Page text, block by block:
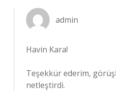
admin
Havin Kara!
Teşekkür ederim,
netleştirdi.